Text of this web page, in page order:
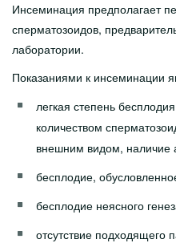
Инсеминация предполагает
сперматозоидов,
лаборатории.
Показаниями к инсеминации
легкая степень
количеством
внешним видом, наличие
бесплодие,
бесплодие неясного
отсутствие подходящего